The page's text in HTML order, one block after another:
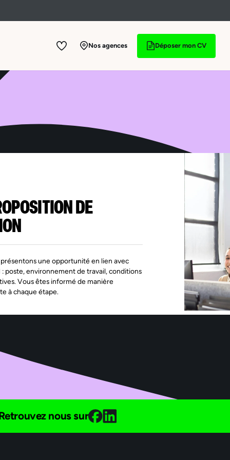
Nos agences Déposer mon CV
DE
une opportunité en lien avec
poste, environnement de travail, conditions
Vous êtes informé de manière
à chaque étape.
nous sur